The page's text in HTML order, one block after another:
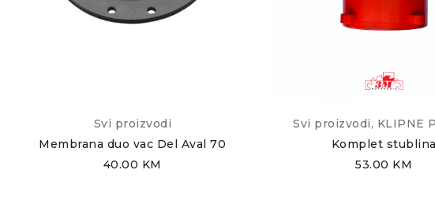
Svi proizvodi
Membrana duo vac Del Aval 70
40.00 KM
Svi proizvodi, KLIPNE
Komplet stublina
53.00 KM